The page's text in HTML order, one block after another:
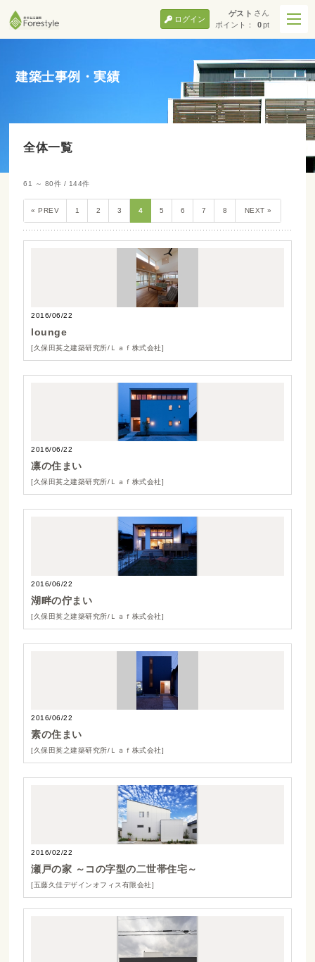
ゲスト さん
ポイント：
0pt
ログイン
建築士事例・実績
全体一覧
61 ～ 80件 / 144件
« PREV 1 2 3 4 5 6 7 8 NEXT »
2016/06/22
lounge
[久保田英之建築研究所/Ｌａｆ株式会社]
2016/06/22
凛の住まい
[久保田英之建築研究所/Ｌａｆ株式会社]
2016/06/22
湖畔の佇まい
[久保田英之建築研究所/Ｌａｆ株式会社]
2016/06/22
素の住まい
[久保田英之建築研究所/Ｌａｆ株式会社]
2016/02/22
瀬戸の家 ～コの字型の二世帯住宅～
[五藤久佳デザインオフィス有限会社]